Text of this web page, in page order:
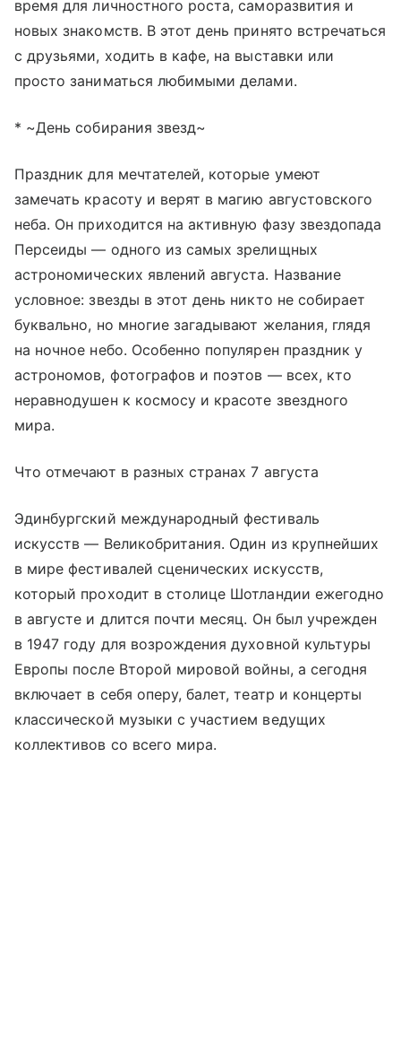
время для личностного роста, саморазвития и
новых знакомств. В этот день принято встречаться
с друзьями, ходить в кафе, на выставки или
просто заниматься любимыми делами.
* ~День собирания звезд~
Праздник для мечтателей, которые умеют
замечать красоту и верят в магию августовского
неба. Он приходится на активную фазу звездопада
Персеиды — одного из самых зрелищных
астрономических явлений августа. Название
условное: звезды в этот день никто не собирает
буквально, но многие загадывают желания, глядя
на ночное небо. Особенно популярен праздник у
астрономов, фотографов и поэтов — всех, кто
неравнодушен к космосу и красоте звездного
мира.
Что отмечают в разных странах 7 августа
Эдинбургский международный фестиваль
искусств — Великобритания. Один из крупнейших
в мире фестивалей сценических искусств,
который проходит в столице Шотландии ежегодно
в августе и длится почти месяц. Он был учрежден
в 1947 году для возрождения духовной культуры
Европы после Второй мировой войны, а сегодня
включает в себя оперу, балет, театр и концерты
классической музыки с участием ведущих
коллективов со всего мира.